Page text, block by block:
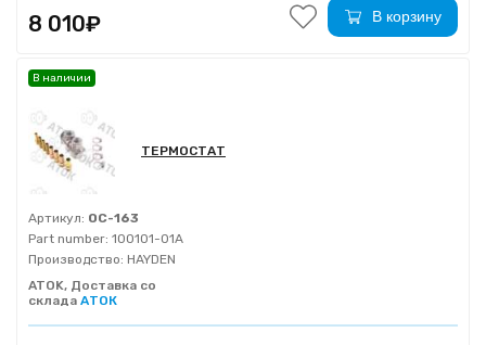
8 010₽ В корзину
ТЕРМОСТАТ
Артикул: OC-163
Part number: 100101-01A
Производство: HAYDEN
ATOK, Доставка со
склада АТОК
В наличии